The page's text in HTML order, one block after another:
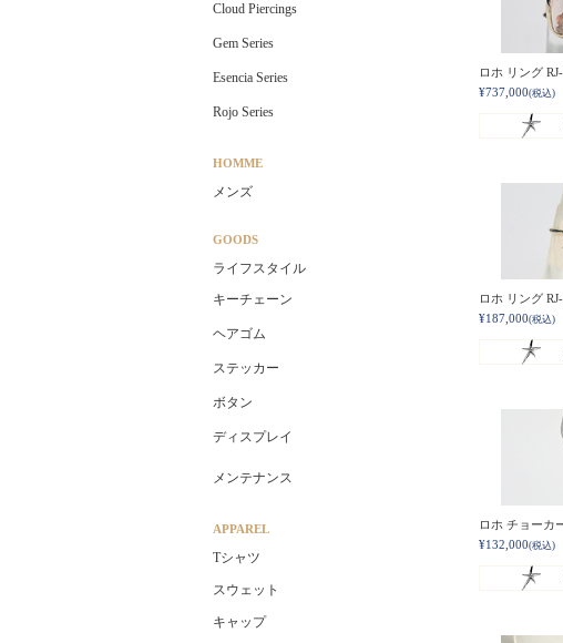
ロホ リング
¥737,000(税込)
ロホ リング
¥187,000(税込)
ロホ チョーカ
¥132,000(税込)
Cloud Piercings
Gem Series
Esencia Series
Rojo Series
HOMME
メンズ
GOODS
ライフスタイル
キーチェーン
ヘアゴム
ステッカー
ボタン
ディスプレイ
メンテナンス
APPAREL
Tシャツ
スウェット
キャップ